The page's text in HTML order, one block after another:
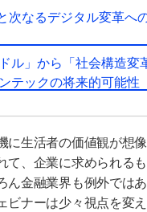
次なるデジタル変革
ル」から「社会構造変
テックの将来的可能
に生活者の価値観が想
て、企業に求められる
ん金融業界も例外では
ビナーは少々視点を変